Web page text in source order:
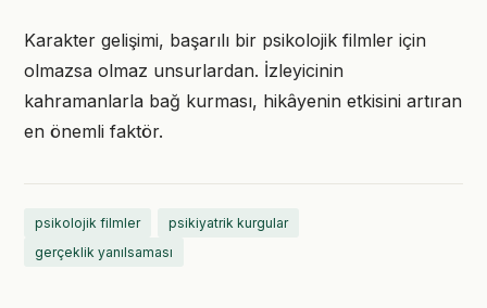
Karakter gelişimi, başarılı bir psikolojik filmler için
olmazsa olmaz unsurlardan. İzleyicinin
kahramanlarla bağ kurması, hikâyenin etkisini artıran
en önemli faktör.
psikolojik filmler
psikiyatrik kurgular
gerçeklik yanılsaması